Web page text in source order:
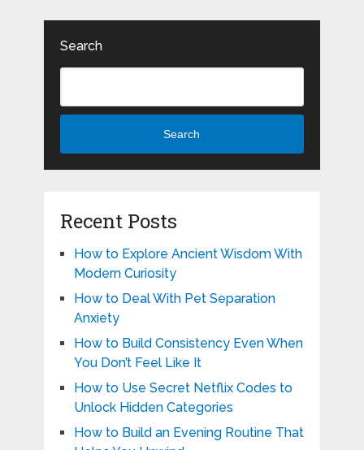
Search
Search
Recent Posts
How to Explore Ancient Wisdom With
Modern Curiosity
How to Deal With Pet Separation
Anxiety
How to Build Consistency Even When
You Don’t Feel Like It
How to Use Secret Netflix Codes to
Unlock Hidden Categories
How to Build an Evening Routine That